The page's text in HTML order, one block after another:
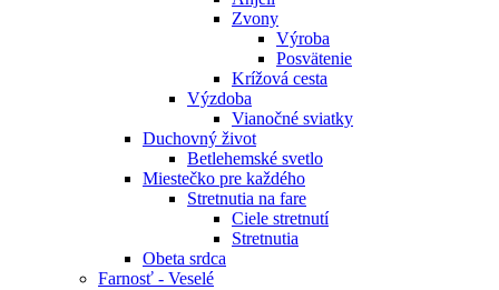
Zvony
Výroba
Posvätenie
Krížová cesta
Výzdoba
Vianočné sviatky
Duchovný život
Betlehemské svetlo
Miestečko pre každého
Stretnutia na fare
Ciele stretnutí
Stretnutia
Obeta srdca
Farnosť - Veselé